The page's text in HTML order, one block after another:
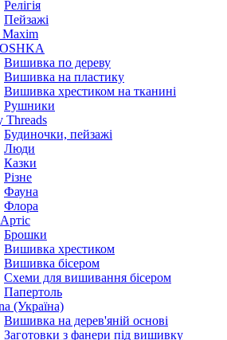
Релігія
Пейзажі
Вишивка по дереву
Вишивка на пластику
Вишивка хрестиком на тканині
Рушники
Threads
Будиночки, пейзажі
Люди
Казки
Різне
Фауна
Флора
Брошки
Вишивка хрестиком
Вишивка бісером
Схеми для вишивання бісером
Папертоль
(Україна)
Вишивка на дерев'яній основі
Заготовки з фанери під вишивку